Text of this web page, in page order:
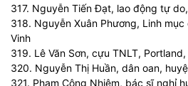
317. Nguyễn Tiến Đạt, lao động tự
318. Nguyễn Xuân Phương, Linh
Vinh
319. Lê Văn Sơn, cựu TNLT,
320. Nguyễn Thị Huần, dân oan,
321. Phạm Công Nhiệm, bác sĩ nghỉ